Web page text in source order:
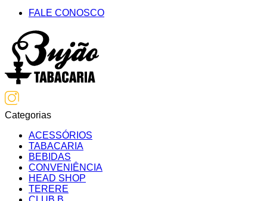
FALE CONOSCO
Categorias
ACESSÓRIOS
TABACARIA
BEBIDAS
CONVENIÊNCIA
HEAD SHOP
TERERE